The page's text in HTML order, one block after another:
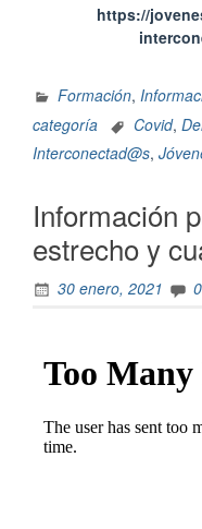
https://
Formación,
categoría
Covid,
Interconectad@s,
Información
estrecho y
30 enero, 2021